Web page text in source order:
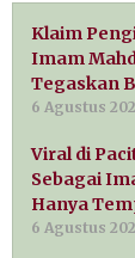
Klaim
Imam
Tegaskan
6 Agustus
Viral di
Sebagai
Hanya
6 Agustus